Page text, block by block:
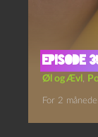
Episode
Øl og Ævl ,
For 2